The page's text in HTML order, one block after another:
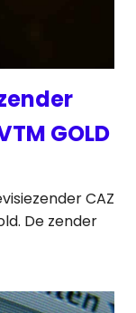
GOLD
CAZ
De zender